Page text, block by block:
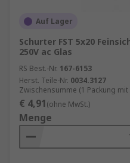
Auf Lager
Schurter FST 5x20
250V ac Glas
RS Best.-Nr. 167-6153
Herst. Teile-Nr. 0034.3127
Zwischensumme (1 Packung mit
€ 4,91(ohne MwSt.)
Menge